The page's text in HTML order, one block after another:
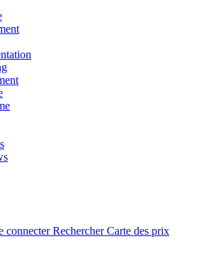
connecterRechercher Carte des prix